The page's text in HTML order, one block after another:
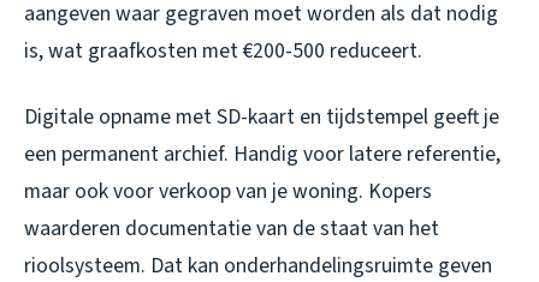
aangeven waar gegraven moet worden als dat nodig
is, wat graafkosten met €200-500 reduceert.
Digitale opname met SD-kaart en tijdstempel geeft je
een permanent archief. Handig voor latere referentie,
maar ook voor verkoop van je woning. Kopers
waarderen documentatie van de staat van het
rioolsysteem. Dat kan onderhandelingsruimte geven